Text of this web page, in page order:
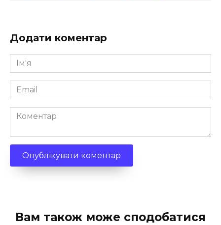
Додати коментар
Ім'я
*
Email
*
Коментар
Вам також може сподобатися